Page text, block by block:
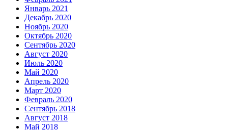
Январь 2021
Декабрь 2020
Ноябрь 2020
Октябрь 2020
Сентябрь 2020
Август 2020
Июль 2020
Май 2020
Апрель 2020
Март 2020
Февраль 2020
Сентябрь 2018
Август 2018
Май 2018